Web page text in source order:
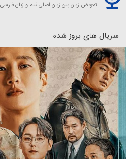
تعویض زبان بین زبان اصلی فیلم و زبان فارسی
سریال های بروز شده